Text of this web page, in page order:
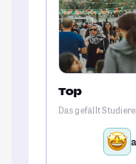
Top
Das gefällt